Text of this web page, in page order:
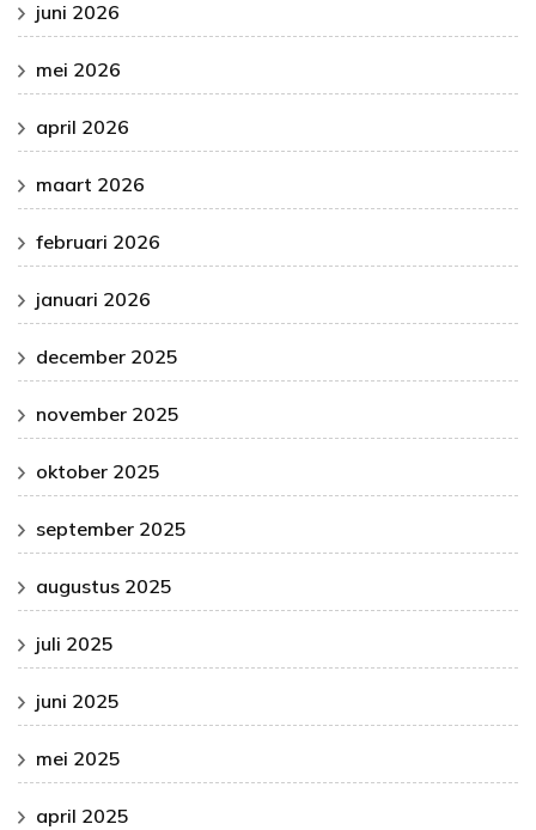
juni 2026
mei 2026
april 2026
maart 2026
februari 2026
januari 2026
december 2025
november 2025
oktober 2025
september 2025
augustus 2025
juli 2025
juni 2025
mei 2025
april 2025